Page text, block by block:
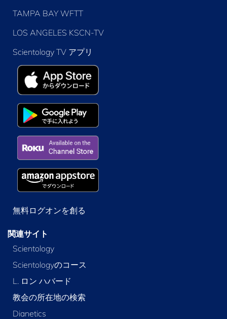
TAMPA BAY WFTT
LOS ANGELES KSCN-TV
Scientology TV アプリ
無料ログオンを創る
関連サイト
Scientology
Scientologyのコース
L. ロン ハバード
教会の所在地の検索
Dianetics